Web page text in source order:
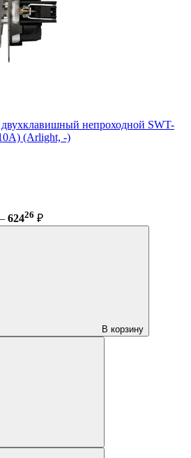
непроходной SWT-
(Arlight, -)
62426 ₽
В корзину